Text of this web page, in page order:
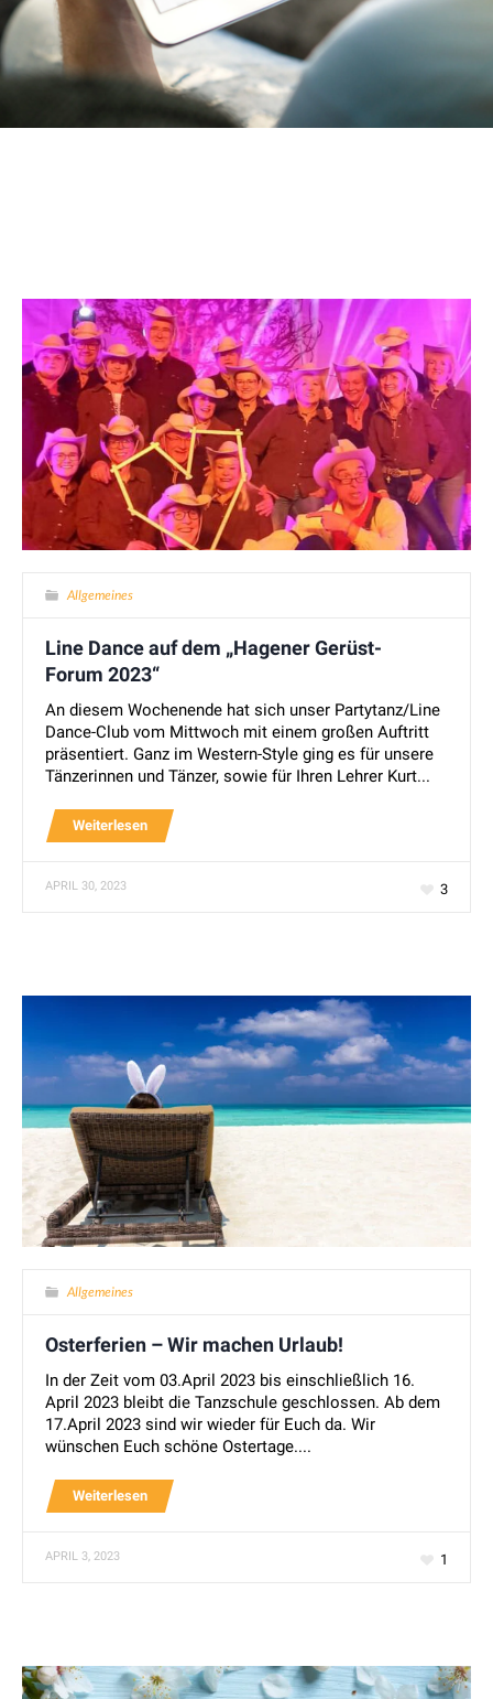
Allgemeines
Line Dance auf dem „Hagener Gerüst-
Forum 2023“
An diesem Wochenende hat sich unser Partytanz/Line
Dance-Club vom Mittwoch mit einem großen Auftritt
präsentiert. Ganz im Western-Style ging es für unsere
Tänzerinnen und Tänzer, sowie für Ihren Lehrer Kurt...
Weiterlesen
3
APRIL 30, 2023
Allgemeines
Osterferien – Wir machen Urlaub!
In der Zeit vom 03.April 2023 bis einschließlich 16.
April 2023 bleibt die Tanzschule geschlossen. Ab dem
17.April 2023 sind wir wieder für Euch da. Wir
wünschen Euch schöne Ostertage....
Weiterlesen
1
APRIL 3, 2023